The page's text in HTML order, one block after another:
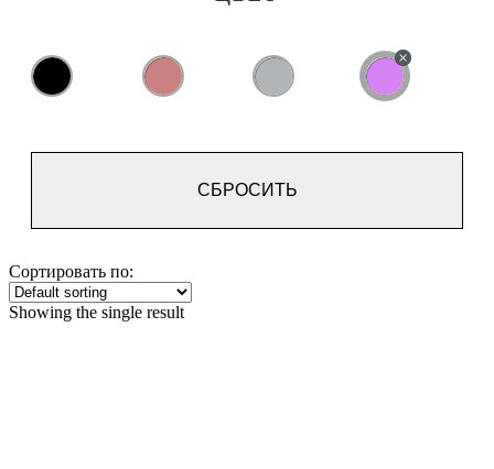
СБРОСИТЬ
Сортировать по:
Showing the single result